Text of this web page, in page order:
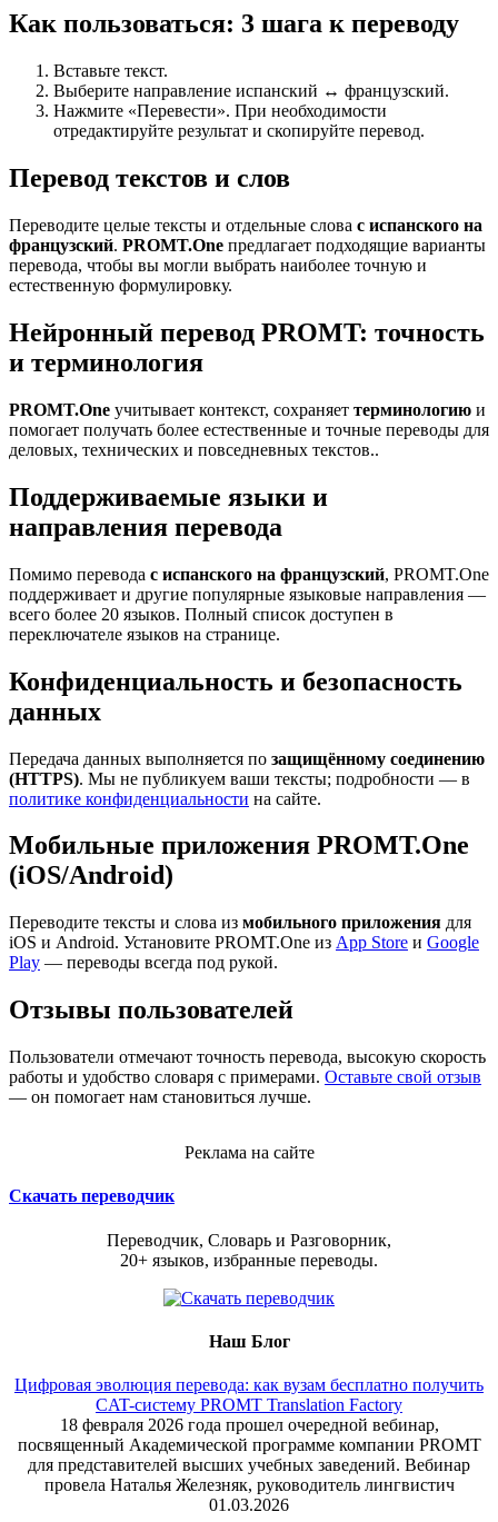
Как пользоваться: 3 шага к переводу
Вставьте текст.
Выберите направление испанский ↔ французский.
Нажмите «Перевести». При необходимости
отредактируйте результат и скопируйте перевод.
Перевод текстов и слов
Переводите целые тексты и отдельные слова с испанского на
французский. PROMT.One предлагает подходящие варианты
перевода, чтобы вы могли выбрать наиболее точную и
естественную формулировку.
Нейронный перевод PROMT: точность
и терминология
PROMT.One учитывает контекст, сохраняет терминологию и
помогает получать более естественные и точные переводы для
деловых, технических и повседневных текстов..
Поддерживаемые языки и
направления перевода
Помимо перевода с испанского на французский, PROMT.One
поддерживает и другие популярные языковые направления —
всего более 20 языков. Полный список доступен в
переключателе языков на странице.
Конфиденциальность и безопасность
данных
Передача данных выполняется по защищённому соединению
(HTTPS). Мы не публикуем ваши тексты; подробности — в
политике конфиденциальности на сайте.
Мобильные приложения PROMT.One
(iOS/Android)
Переводите тексты и слова из мобильного приложения для
iOS и Android. Установите PROMT.One из App Store и Google
Play — переводы всегда под рукой.
Отзывы пользователей
Пользователи отмечают точность перевода, высокую скорость
работы и удобство словаря с примерами. Оставьте свой отзыв
— он помогает нам становиться лучше.
Реклама на сайте
Скачать переводчик
Переводчик, Словарь и Разговорник,
20+ языков, избранные переводы.
Наш Блог
Цифровая эволюция перевода: как вузам бесплатно получить
CAT-систему PROMT Translation Factory
18 февраля 2026 года прошел очередной вебинар,
посвященный Академической программе компании PROMT
для представителей высших учебных заведений. Вебинар
провела Наталья Железняк, руководитель лингвистич
01.03.2026